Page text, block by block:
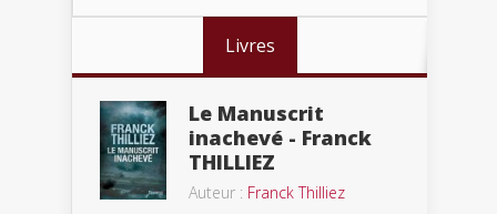
Livres
Le Manuscrit
inachevé - Franck
THILLIEZ
Auteur : Franck Thilliez